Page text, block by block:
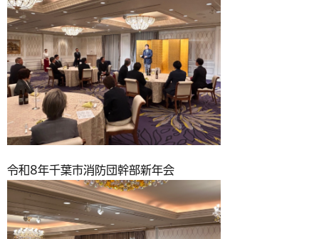
令和8年千葉市消防団幹部新年会